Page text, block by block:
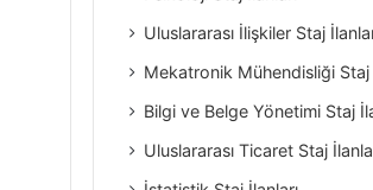
Uluslararası İlişkiler Staj
Mekatronik Mühendisliği Staj
Bilgi ve Belge Yönetimi Staj
Uluslararası Ticaret Staj